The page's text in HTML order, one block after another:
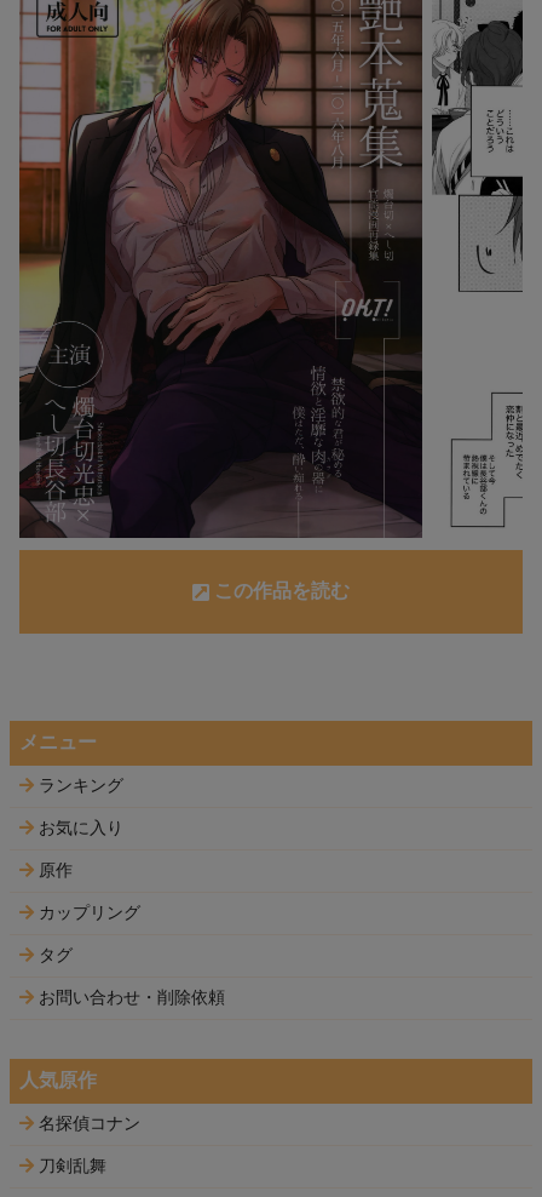
この作品を読む
メニュー
ランキング
お気に入り
原作
カップリング
タグ
お問い合わせ・削除依頼
人気原作
名探偵コナン
刀剣乱舞